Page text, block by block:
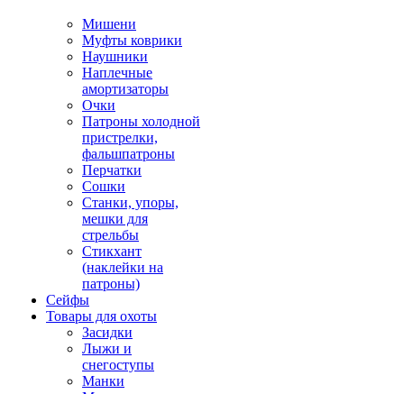
Мишени
Муфты коврики
Наушники
Наплечные
амортизаторы
Очки
Патроны холодной
пристрелки,
фальшпатроны
Перчатки
Сошки
Станки, упоры,
мешки для
стрельбы
Стикхант
(наклейки на
патроны)
Сейфы
Товары для охоты
Засидки
Лыжи и
снегоступы
Манки